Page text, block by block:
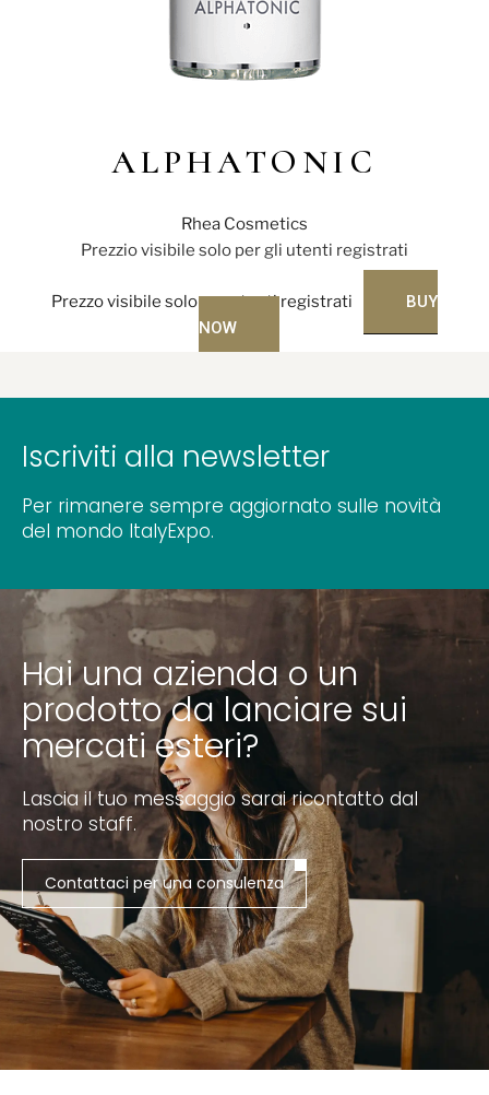
ALPHATONIC
Rhea Cosmetics
Prezzio visibile solo per gli utenti registrati
Prezzo visibile solo per utenti registrati
BUY
NOW
Iscriviti alla newsletter
Per rimanere sempre aggiornato sulle novità
del mondo ItalyExpo.
Hai una azienda o un
prodotto da lanciare sui
mercati esteri?
Lascia il tuo messaggio sarai ricontatto dal
nostro staff.
Contattaci per una consulenza